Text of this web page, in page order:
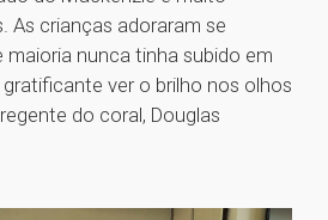
As crianças adoraram se
maioria nunca tinha subido em
ver o brilho nos olhos
do coral, Douglas